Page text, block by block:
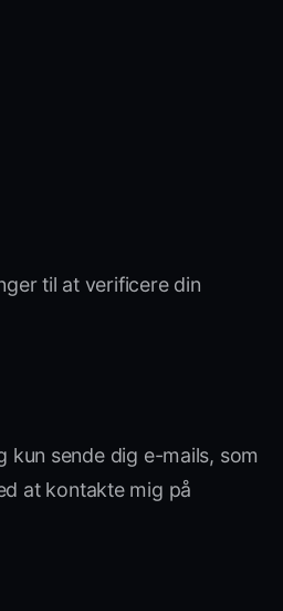
til at verificere din
sende dig e-mails, som
at kontakte mig på